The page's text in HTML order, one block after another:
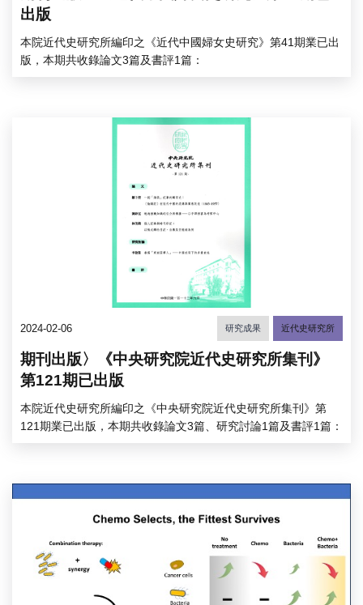
出版
本院近代史研究所編印之《近代中國婦女史研究》第41期業已出
版，本期共收錄論文3篇及書評1篇：
2024-02-06 研究成果 近代史研究所
期刊出版〉《中央研究院近代史研究所集刊》
第121期已出版
本院近代史研究所編印之《中央研究院近代史研究所集刊》第
121期業已出版，本期共收錄論文3篇、研究討論1篇及書評1篇：